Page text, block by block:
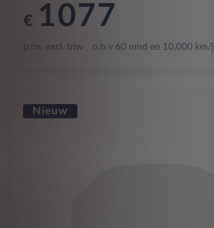
€ 1077
p/m. excl. btw o.b.v 60 mnd en 10,000 km/j
Nieuw